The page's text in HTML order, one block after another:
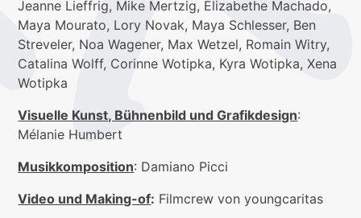
Jeanne Lieffrig, Mike Mertzig, Elizabethe Machado,
Maya Mourato, Lory Novak, Maya Schlesser, Ben
Streveler, Noa Wagener, Max Wetzel, Romain Witry,
Catalina Wolff, Corinne Wotipka, Kyra Wotipka, Xena
Wotipka
Visuelle Kunst, Bühnenbild und Grafikdesign:
Mélanie Humbert
Musikkomposition: Damiano Picci
Video und Making-of: Filmcrew von youngcaritas